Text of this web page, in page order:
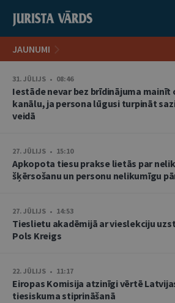
JAUNUMI
31. JŪLIJS • 08:46
Iestāde nevar bez brīdinājuma mainīt
kanālu, ja persona lūgusi turpināt
veidā
27. JŪLIJS • 15:10
Apkopota tiesu prakse lietās par
šķērsošanu un personu nelikumīgu
27. JŪLIJS • 14:53
Tieslietu akadēmijā ar vieslekciju
Pols Kreigs
22. JŪLIJS • 11:17
Eiropas Komisija atzinīgi vērtē
tiesiskuma stiprināšanā